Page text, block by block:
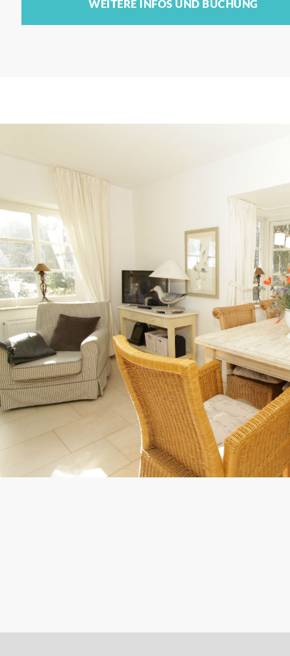
R
I
E
N
H
A
U
I
WEITERE INFOS UND BUCHUNG